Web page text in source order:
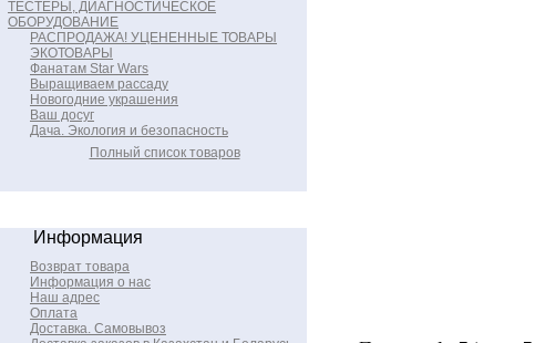
ТЕСТЕРЫ, ДИАГНОСТИЧЕСКОЕ
ОБОРУДОВАНИЕ
РАСПРОДАЖА! УЦЕНЕННЫЕ ТОВАРЫ
ЭКОТОВАРЫ
Фанатам Star Wars
Выращиваем рассаду
Новогодние украшения
Ваш досуг
Дача. Экология и безопасность
Полный список товаров
Информация
Возврат товара
Информация о нас
Наш адрес
Оплата
Доставка. Самовывоз